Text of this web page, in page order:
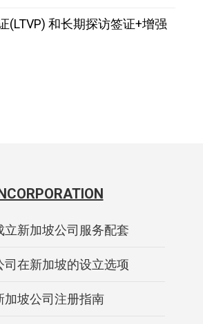
(LTVP) 和长期探访签证+增强
INCORPORATION
立新加坡公司服务配套
司在新加坡的设立选项
加坡公司注册指南